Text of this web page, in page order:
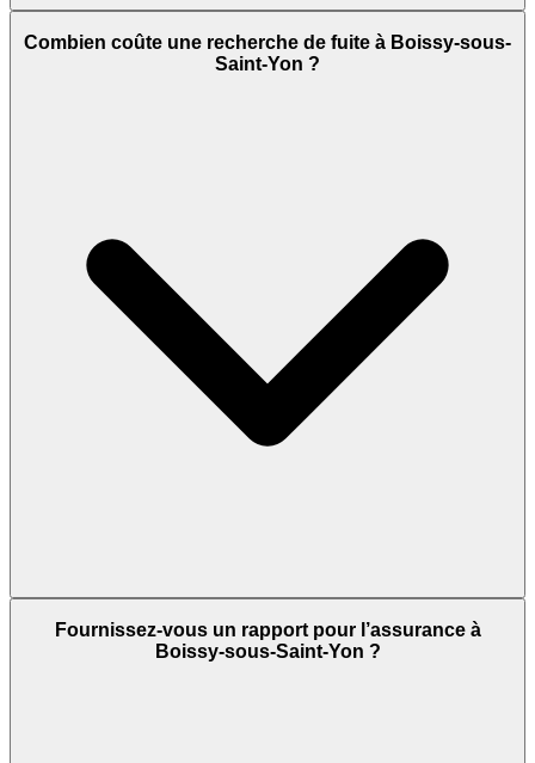
Combien coûte une recherche de fuite à Boissy-sous-
Saint-Yon ?
Fournissez-vous un rapport pour l’assurance à
Boissy-sous-Saint-Yon ?